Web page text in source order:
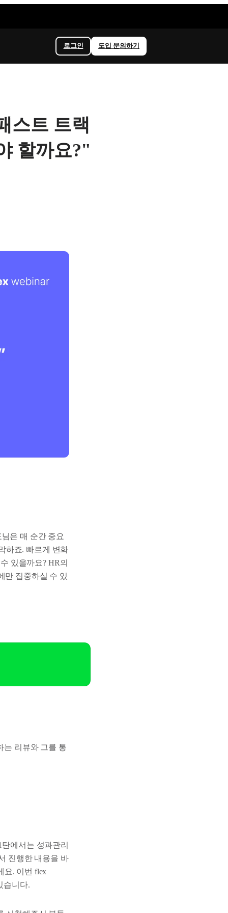
로그인 도입 문의하기
스트 트랙
할까요?"
은 매 순간 중요
하죠. 빠르게 변화
있을까요? HR의
만 집중하실 수 있
는 리뷰와 그를 통
에서는 성과관리
진행한 내용을 바
요. 이번 flex
습니다.